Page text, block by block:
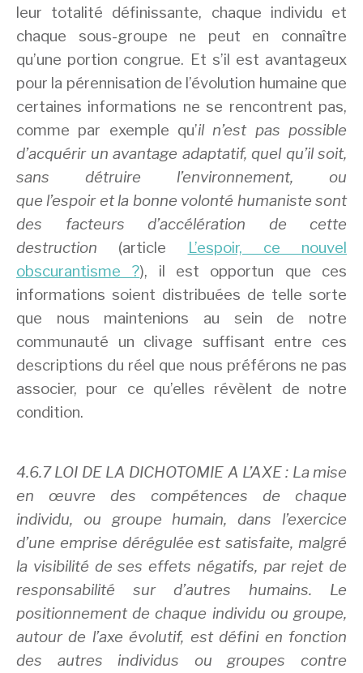
leur totalité définissante, chaque individu et
chaque sous-groupe ne peut en connaître
qu’une portion congrue. Et s’il est avantageux
pour la pérennisation de l’évolution humaine que
certaines informations ne se rencontrent pas,
comme par exemple qu’il n’est pas possible
d’acquérir un avantage adaptatif, quel qu’il soit,
sans détruire l’environnement, ou
que l’espoir et la bonne volonté humaniste sont
des facteurs d’accélération de cette
destruction (article
L’espoir, ce nouvel
obscurantisme ?), il est opportun que ces
informations soient distribuées de telle sorte
que nous maintenions au sein de notre
communauté un clivage suffisant entre ces
descriptions du réel que nous préférons ne pas
associer, pour ce qu’elles révèlent de notre
condition.
4.6.7 LOI DE LA DICHOTOMIE A L’AXE : La mise
en œuvre des compétences de chaque
individu, ou groupe humain, dans l’exercice
d’une emprise dérégulée est satisfaite, malgré
la visibilité de ses effets négatifs, par rejet de
responsabilité sur d’autres humains. Le
positionnement de chaque individu ou groupe,
autour de l’axe évolutif, est défini en fonction
des autres individus ou groupes contre